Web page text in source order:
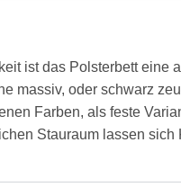
ist das Polsterbett
massiv, oder schwarz
Farben, als feste
Stauraum lassen